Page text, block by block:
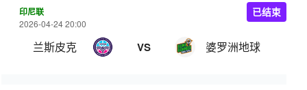
印尼联
2026-04-24 20:00
兰斯皮克 VS 婆罗洲地球
已结束